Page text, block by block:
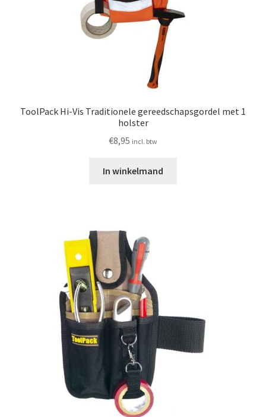
ToolPack Hi-Vis Traditionele gereedschapsgordel met 1
holster
€8,95 incl. btw
In winkelmand